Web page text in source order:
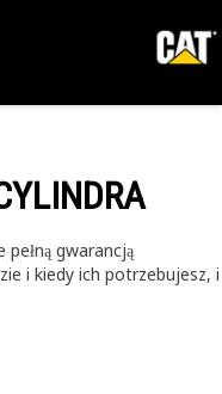
gwarancją
i kiedy ich potrzebujesz, i